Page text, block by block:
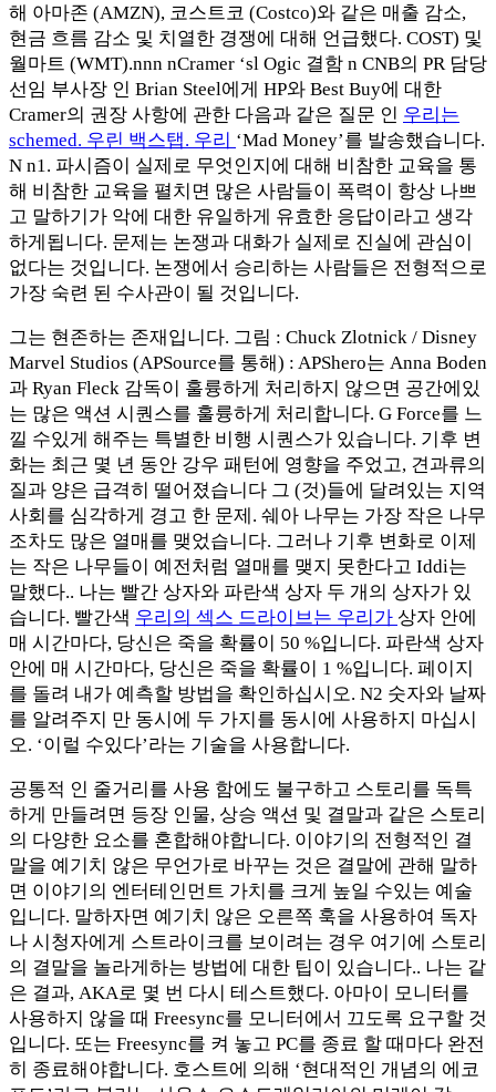
해 아마존 (AMZN), 코스트코 (Costco)와 같은 매출 감소,
현금 흐름 감소 및 치열한 경쟁에 대해 언급했다. COST) 및
월마트 (WMT).nnn nCramer ‘sl Ogic 결함 n CNB의 PR 담당
선임 부사장 인 Brian Steel에게 HP와 Best Buy에 대한
Cramer의 권장 사항에 관한 다음과 같은 질문 인 우리는
schemed. 우린 백스탭. 우리 ‘Mad Money’를 발송했습니다.
N n1. 파시즘이 실제로 무엇인지에 대해 비참한 교육을 통
해 비참한 교육을 펼치면 많은 사람들이 폭력이 항상 나쁘
고 말하기가 악에 대한 유일하게 유효한 응답이라고 생각
하게됩니다. 문제는 논쟁과 대화가 실제로 진실에 관심이
없다는 것입니다. 논쟁에서 승리하는 사람들은 전형적으로
가장 숙련 된 수사관이 될 것입니다.
그는 현존하는 존재입니다. 그림 : Chuck Zlotnick / Disney
Marvel Studios (APSource를 통해) : APShero는 Anna Boden
과 Ryan Fleck 감독이 훌륭하게 처리하지 않으면 공간에있
는 많은 액션 시퀀스를 훌륭하게 처리합니다. G Force를 느
낄 수있게 해주는 특별한 비행 시퀀스가 ​​있습니다. 기후 변
화는 최근 몇 년 동안 강우 패턴에 영향을 주었고, 견과류의
질과 양은 급격히 떨어졌습니다 그 (것)들에 달려있는 지역
사회를 심각하게 경고 한 문제. 쉐아 나무는 가장 작은 나무
조차도 많은 열매를 맺었습니다. 그러나 기후 변화로 이제
는 작은 나무들이 예전처럼 열매를 맺지 못한다고 Iddi는
말했다.. 나는 빨간 상자와 파란색 상자 두 개의 상자가 있
습니다. 빨간색 우리의 섹스 드라이브는 우리가 상자 안에
매 시간마다, 당신은 죽을 확률이 50 %입니다. 파란색 상자
안에 매 시간마다, 당신은 죽을 확률이 1 %입니다. 페이지
를 돌려 내가 예측할 방법을 확인하십시오. N2 숫자와 날짜
를 알려주지 만 동시에 두 가지를 동시에 사용하지 마십시
오. ‘이럴 수있다’라는 기술을 사용합니다.
공통적 인 줄거리를 사용 함에도 불구하고 스토리를 독특
하게 만들려면 등장 인물, 상승 액션 및 결말과 같은 스토리
의 다양한 요소를 혼합해야합니다. 이야기의 전형적인 결
말을 예기치 않은 무언가로 바꾸는 것은 결말에 관해 말하
면 이야기의 엔터테인먼트 가치를 크게 높일 수있는 예술
입니다. 말하자면 예기치 않은 오른쪽 훅을 사용하여 독자
나 시청자에게 스트라이크를 보이려는 경우 여기에 스토리
의 결말을 놀라게하는 방법에 대한 팁이 있습니다.. 나는 같
은 결과, AKA로 몇 번 다시 테스트했다. 아마이 모니터를
사용하지 않을 때 Freesync를 모니터에서 끄도록 요구할 것
입니다. 또는 Freesync를 켜 놓고 PC를 종료 할 때마다 완전
히 종료해야합니다. 호스트에 의해 ‘현대적인 개념의 에코